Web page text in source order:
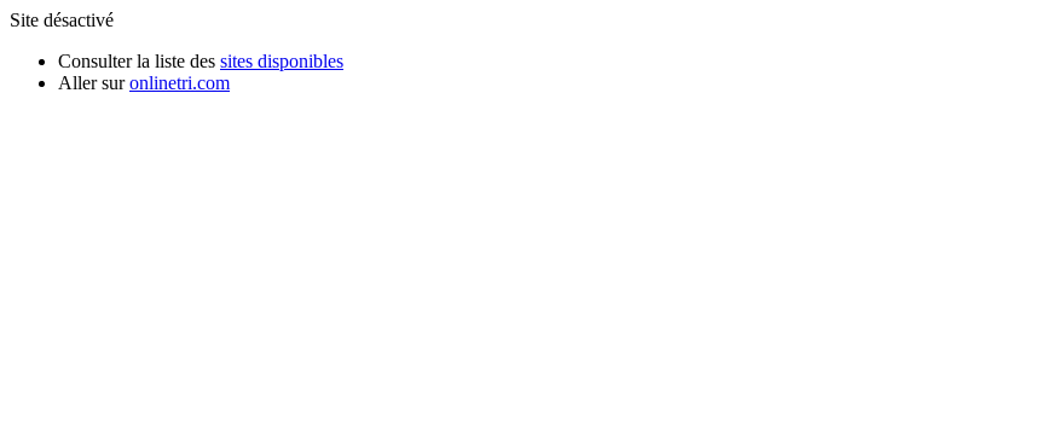
Site désactivé
Consulter la liste des sites disponibles
Aller suronlinetri.com